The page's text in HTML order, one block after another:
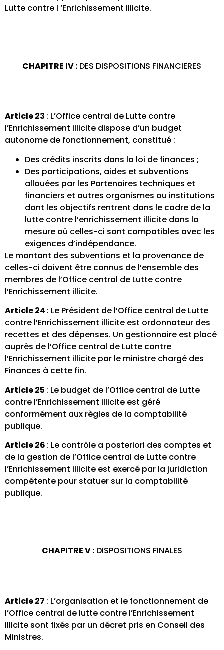
Lutte contre l ‘Enrichissement illicite.
CHAPITRE IV : DES DISPOSITIONS FINANCIERES
Article 23 : L’Office central de Lutte contre
l’Enrichissement illicite dispose d’un budget
autonome de fonctionnement, constitué :
Des crédits inscrits dans la loi de finances ;
Des participations, aides et subventions
allouées par les Partenaires techniques et
financiers et autres organismes ou institutions
dont les objectifs rentrent dans le cadre de la
lutte contre l’enrichissement illicite dans la
mesure où celles-ci sont compatibles avec les
exigences d’indépendance.
Le montant des subventions et la provenance de
celles-ci doivent être connus de l’ensemble des
membres de l’Office central de Lutte contre
l’Enrichissement illicite.
Article 24 : Le Président de l’Office central de Lutte
contre l’Enrichissement illicite est ordonnateur des
recettes et des dépenses. Un gestionnaire est placé
auprès de l’Office central de Lutte contre
l’Enrichissement illicite par le ministre chargé des
Finances à cette fin.
Article 25 : Le budget de l’Office central de Lutte
contre l’Enrichissement illicite est géré
conformément aux règles de la comptabilité
publique.
Article 26 : Le contrôle a posteriori des comptes et
de la gestion de l’Office central de Lutte contre
l’Enrichissement illicite est exercé par la juridiction
compétente pour statuer sur la comptabilité
publique.
CHAPITRE V :DISPOSITIONS FINALES
Article 27 : L’organisation et le fonctionnement de
l’Office central de lutte contre l’Enrichissement
illicite sont fixés par un décret pris en Conseil des
Ministres.